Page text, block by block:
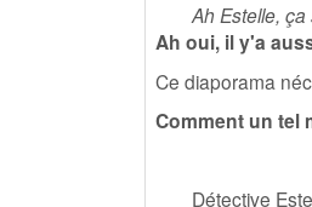
Ah Estelle,
Ah oui, il y'a
Ce diaporama
Comment un tel
Détective